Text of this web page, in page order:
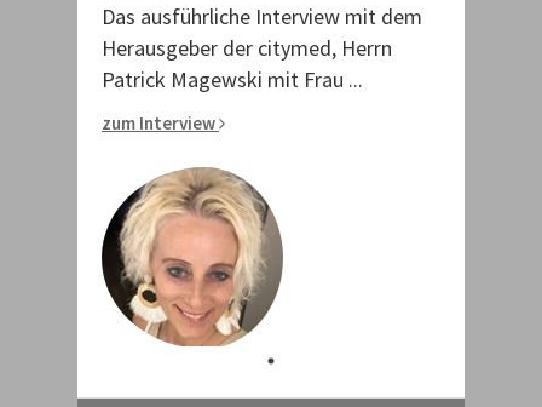
Das ausführliche Interview mit dem
Herausgeber der citymed, Herrn
Patrick Magewski mit Frau ...
zum Interview